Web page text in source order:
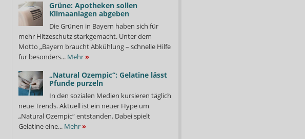
Angefügt hat er die Bitte um abschließende Beratung bis zum Sommer.
Grüne: Apotheken sollen
Klimaanlagen abgeben
Die Grünen in Bayern haben sich für
mehr Hitzeschutz starkgemacht. Unter dem
Motto „Bayern braucht Abkühlung – schnelle Hilfe
für besonders... Mehr»
„Natural Ozempic“: Gelatine lässt
Pfunde purzeln
In den sozialen Medien kursieren täglich
neue Trends. Aktuell ist ein neuer Hype um
„Natural Ozempic“ entstanden. Dabei spielt
Gelatine eine... Mehr»